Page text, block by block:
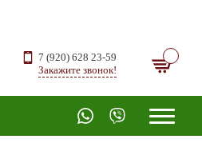
7 (920) 628 23-59
Закажите звонок!